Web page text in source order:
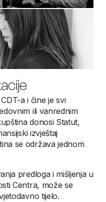
a i čine je svi
ili vanrednim
donosi Statut,
izvještaj
se održava jednom
predloga i mišljenja u
Centra, može se
tijelo.